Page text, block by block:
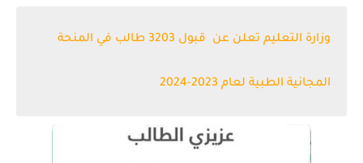
وزارة التعليم تعلن عن قبول 3203 طالب في المنحة
المجانية الطبية لعام 2023-2024